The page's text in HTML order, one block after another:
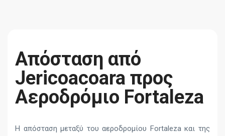
Απόσταση από
Jericoacoara προς
Αεροδρόμιο Fortaleza
Η απόσταση μεταξύ του αεροδρομίου Fortaleza και της